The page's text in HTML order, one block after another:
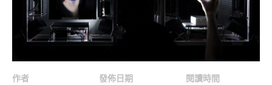
作者
發佈日期
閱讀時間